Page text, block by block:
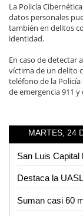
La Policía
datos personales
también en delitos
identidad.
En caso de detectar
víctima de un delito
teléfono de la Policía
de emergencia 911
MARTES, 24